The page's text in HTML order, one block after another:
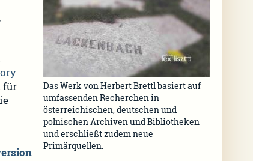
Das Werk von Herbert Brettl basiert auf
umfassenden Recherchen in
österreichischen, deutschen und
polnischen Archiven und Bibliotheken
und erschließt zudem neue
Primärquellen.
für